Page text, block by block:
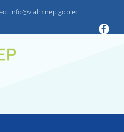
info@vialminep.gob.ec